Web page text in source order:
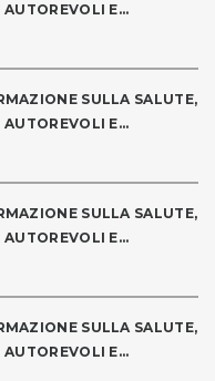
E...
SULLA SALUTE,
E...
SULLA SALUTE,
E...
SULLA SALUTE,
E...